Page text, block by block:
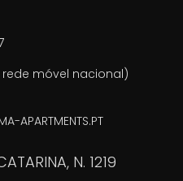
móvel nacional)
APARTMENTS.PT
N. 1219